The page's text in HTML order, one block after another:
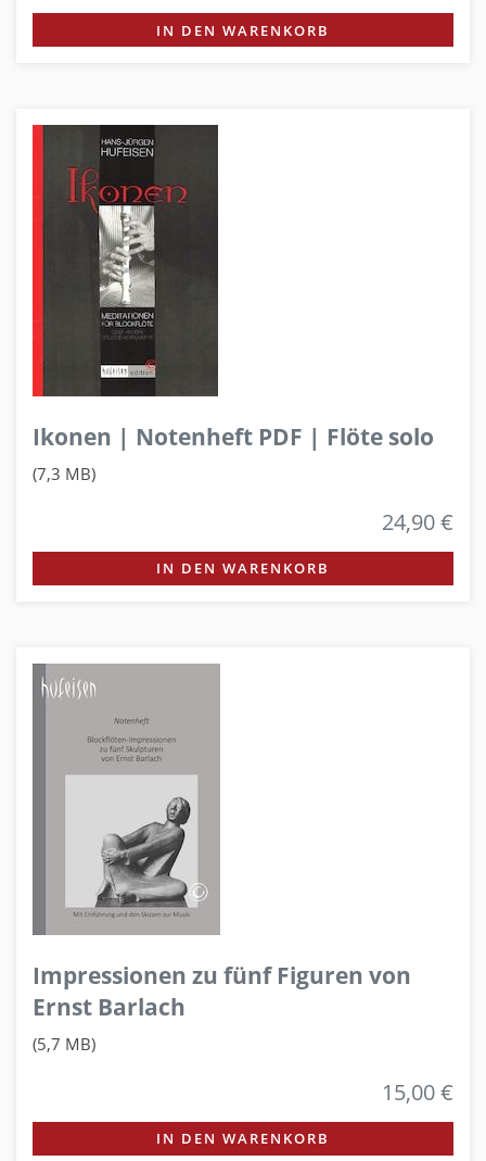
IN DEN WARENKORB
Ikonen | Notenheft PDF | Flöte solo
(7,3 MB)
24,90 €
IN DEN WARENKORB
Impressionen zu fünf Figuren von
Ernst Barlach
(5,7 MB)
15,00 €
IN DEN WARENKORB